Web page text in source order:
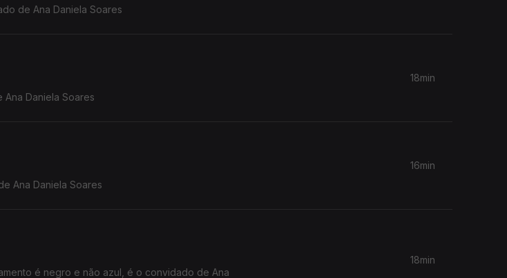
de Ana Daniela Soares
Daniela Soares
18min
Prometeu é o convidado de Ana Daniela Soares
16min
é negro e não azul, é o convidado de Ana
18min